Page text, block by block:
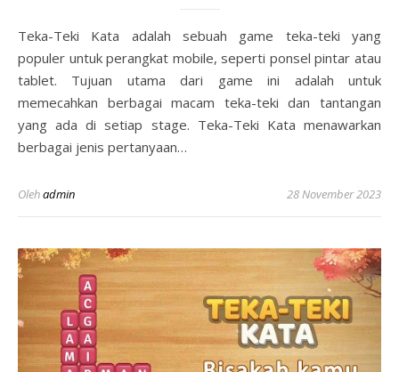
Teka-Teki Kata adalah sebuah game teka-teki yang
populer untuk perangkat mobile, seperti ponsel pintar atau
tablet. Tujuan utama dari game ini adalah untuk
memecahkan berbagai macam teka-teki dan tantangan
yang ada di setiap stage. Teka-Teki Kata menawarkan
berbagai jenis pertanyaan…
Olehadmin 28 November 2023